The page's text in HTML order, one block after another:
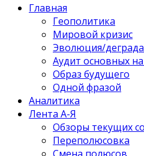
Главная
Геополитика
Мировой кризис
Эволюция/
Аудит основных
Образ будущего
Одной фразой
Аналитика
Лента А-Я
Обзоры текущих
Переполюсовка